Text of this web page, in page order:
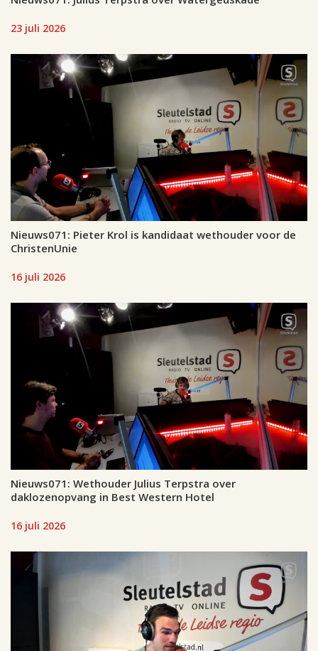
23 juli 2026
Nieuws071: Pieter Krol is kandidaat wethouder voor de
ChristenUnie
16 juli 2026
Nieuws071: Wethouder Julius Terpstra over
daklozenopvang in Best Western Hotel
16 juli 2026